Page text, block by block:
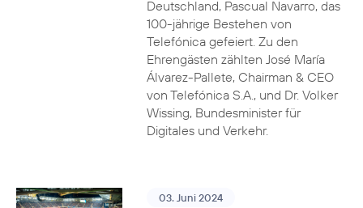
Deutschland, Pascual Navarro, das
100-jährige Bestehen von
Telefónica gefeiert. Zu den
Ehrengästen zählten José María
Álvarez-Pallete, Chairman & CEO
von Telefónica S.A., und Dr. Volker
Wissing, Bundesminister für
Digitales und Verkehr.
03. Juni 2024